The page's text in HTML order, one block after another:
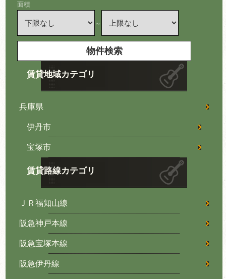
面積
～
賃貸地域カテゴリ
兵庫県
伊丹市
宝塚市
賃貸路線カテゴリ
ＪＲ福知山線
阪急神戸本線
阪急宝塚本線
阪急伊丹線